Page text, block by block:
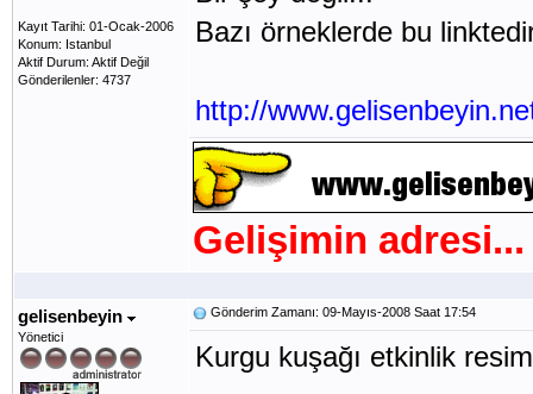
Kayıt Tarihi: 01-Ocak-2006
Konum: Istanbul
Aktif Durum: Aktif Değil
Gönderilenler: 4737
Bazı örneklerde bu
http://
Gelişimin adresi...
gelisenbeyin
Yönetici
Gönderim Zamanı: 09-Mayıs-2008 Saat 17:54
Kurgu kuşağı etkinlik